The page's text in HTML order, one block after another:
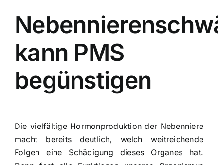
kann PMS
begünstigen
Die vielfältige Hormonproduktion der Nebenniere
macht bereits deutlich, welch weitreichende
Folgen eine Schädigung dieses Organes hat.